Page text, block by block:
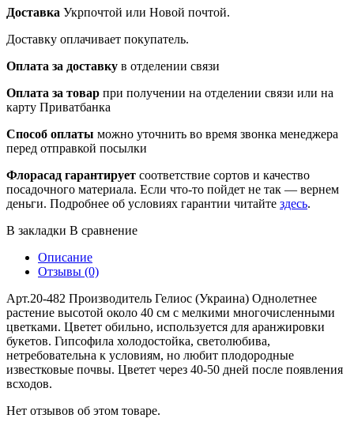
Доставка Укрпочтой или Новой почтой.
Доставку оплачивает покупатель.
Оплата за доставку в отделении связи
Оплата за товар при получении на отделении связи или на
карту Приватбанка
Способ оплаты можно уточнить во время звонка менеджера
перед отправкой посылки
Флорасад гарантирует соответствие сортов и качество
посадочного материала. Если что-то пойдет не так — вернем
деньги. Подробнее об условиях гарантии читайте здесь.
В закладки В сравнение
Описание
Отзывы (0)
Арт.20-482 Производитель Гелиос (Украина) Однолетнее
растение высотой около 40 см с мелкими многочисленными
цветками. Цветет обильно, используется для аранжировки
букетов. Гипсофила холодостойка, светолюбива,
нетребовательна к условиям, но любит плодородные
известковые почвы. Цветет через 40-50 дней после появления
всходов.
Нет отзывов об этом товаре.